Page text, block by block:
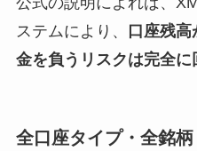
ステムにより、
口座残
金を負うリスクは完全に
全口座タイプ・全銘